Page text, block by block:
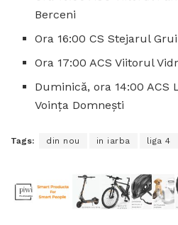
Berceni
Ora 16:00 CS Stejarul
Ora 17:00 ACS Viitorul
Duminică, ora 14:00 ACS
Voința Domnești
Tags: din nou in iarba liga 4